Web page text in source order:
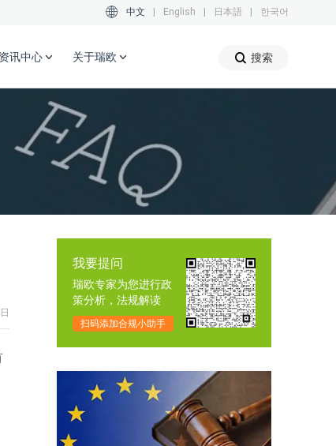
中文 English 日本語 한국어
资讯中心 关于瑞欧 搜索
我要提问
瑞欧专家为您进行政
策分析，法规解读
扫码添加合规小助手